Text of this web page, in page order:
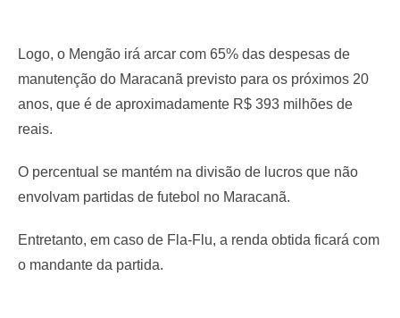
Logo, o Mengão irá arcar com 65% das despesas de
manutenção do Maracanã previsto para os próximos 20
anos, que é de aproximadamente R$ 393 milhões de
reais.
O percentual se mantém na divisão de lucros que não
envolvam partidas de futebol no Maracanã.
Entretanto, em caso de Fla-Flu, a renda obtida ficará com
o mandante da partida.